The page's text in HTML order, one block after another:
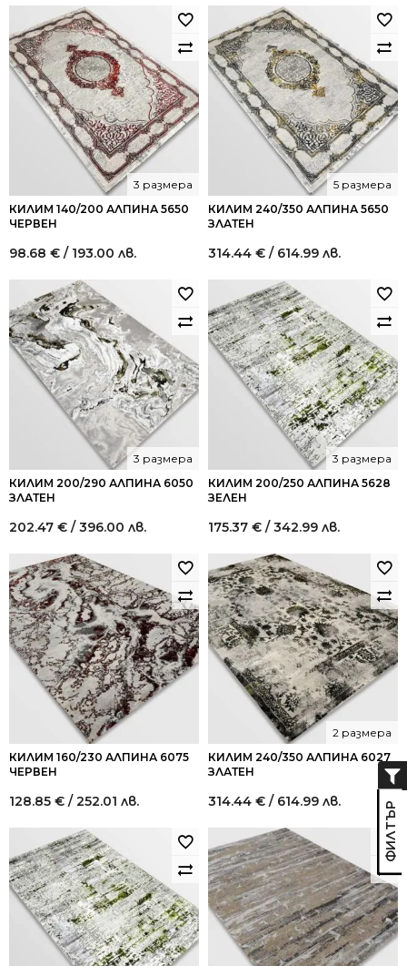
КИЛИМ 140/200 АЛПИНА 5650
ЧЕРВЕН
3 размера
98.68 € / 193.00 лв.
КИЛИМ 240/350 АЛПИНА 5650
ЗЛАТЕН
5 размера
314.44 € / 614.99 лв.
КИЛИМ 200/290 АЛПИНА 6050
ЗЛАТЕН
3 размера
202.47 € / 396.00 лв.
КИЛИМ 200/250 АЛПИНА 5628
ЗЕЛЕН
3 размера
175.37 € / 342.99 лв.
КИЛИМ 160/230 АЛПИНА 6075
ЧЕРВЕН
128.85 € / 252.01 лв.
КИЛИМ 240/350 АЛПИНА 6027
ЗЛАТЕН
2 размера
314.44 € / 614.99 лв.